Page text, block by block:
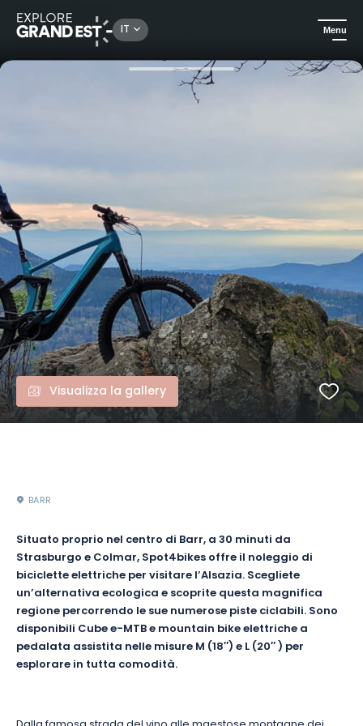
IT Menu
Escursioni Noleggio e-VTT Cube / Mountain bike ad assistenza elettrica
Visualizza la gallery
BARR
Situato proprio nel centro di Barr, a 30 minuti da
Strasburgo e Colmar, Spot4bikes offre il noleggio di
biciclette elettriche per visitare l’Alsazia. Scegliete
un’alternativa ecologica e scoprite questa magnifica
regione percorrendo le sue numerose piste ciclabili. Sono
disponibili Cube e-MTB e mountain bike elettriche a
pedalata assistita nelle misure M (18″) e L (20″) per
esplorare in tutta comodità.